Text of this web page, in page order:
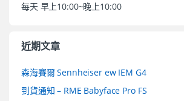
每天 早上10:00~晚上10:00
近期文章
森海賽爾 Sennheiser ew IEM G4
到貨通知 – RME Babyface Pro FS